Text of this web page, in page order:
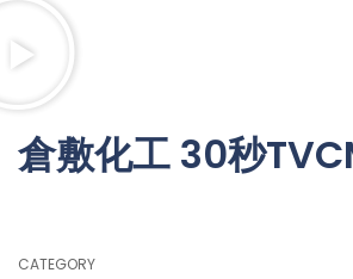
倉敷化工 30秒
CATEGORY